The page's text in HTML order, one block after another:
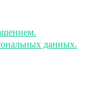
данных.